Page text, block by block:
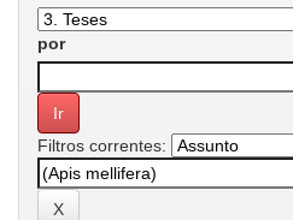
por
Filtros correntes: